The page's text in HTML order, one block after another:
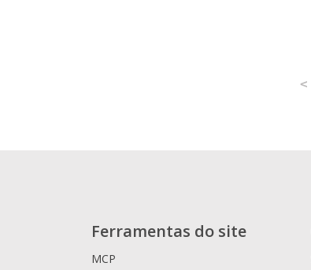
<
Ferramentas do site
MCP